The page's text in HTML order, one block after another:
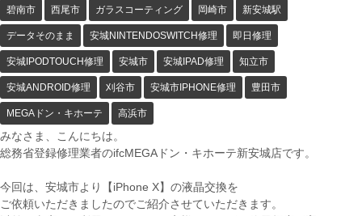
碧南市 西尾市 ガラスコーティング 岡崎市 新安城駅
データそのまま 安城NINTENDOSWITCH修理 即日修理
安城IPODTOUCH修理 安城市 安城IPAD修理 知立市
安城ANDROID修理 刈谷市 安城市IPHONE修理 豊田市
MEGAドン・キホーテ 高浜市
みなさま、こんにちは。
総務省登録修理業者のifcMEGAドン・キホーテ新安城店です。
今回は、安城市より【iPhone X】の液晶交換を
ご依頼いただきましたのでご紹介させていただきます。